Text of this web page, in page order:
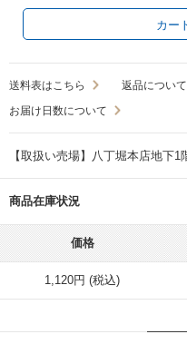
カー
送料表はこちら
返品について
お届け日数について
【取扱い売場】八丁堀本店地下
商品在庫状況
価格
1,120円 (税込)